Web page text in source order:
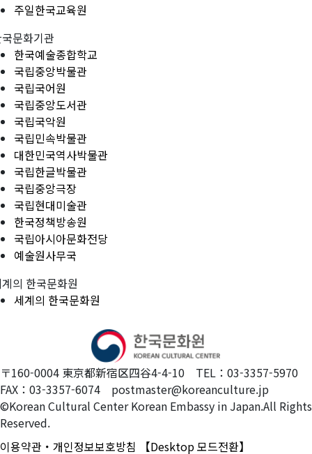
주일한국교육원
문화기관
한국예술종합학교
국립중앙박물관
국립국어원
국립중앙도서관
국립국악원
국립민속박물관
대한민국역사박물관
국립한글박물관
국립중앙극장
국립현대미술관
한국정책방송원
국립아시아문화전당
예술원사무국
의 한국문화원
세계의 한국문화원
〒160-0004 東京都新宿区四谷4-4-10 TEL：03-3357-5970
FAX：03-3357-6074 postmaster@koreanculture.jp
©Korean Cultural Center Korean Embassy in Japan.All Rights
Reserved.
이용약관・개인정보보호방침
【Desktop 모드전환】